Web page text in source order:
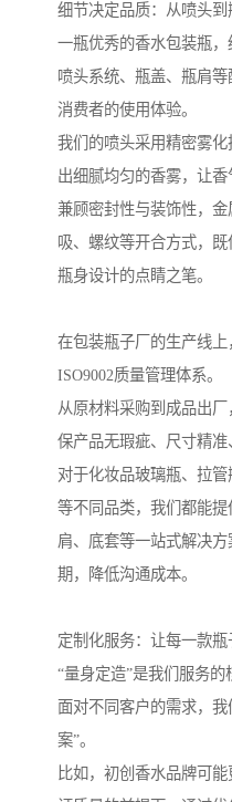
细节决定品质：从喷头
一瓶优秀的香水包装瓶，
喷头系统、瓶盖、瓶肩
消费者的使用体验。
我们的喷头采用精密雾
出细腻均匀的香雾，让
兼顾密封性与装饰性，
吸、螺纹等开合方式，
瓶身设计的点睛之笔。
在包装瓶子厂的生产线
ISO9002质量管理体系。
从原材料采购到成品出
保产品无瑕疵、尺寸精准
对于化妆品玻璃瓶、拉
等不同品类，我们都能
肩、底套等一站式解决
期，降低沟通成本。
定制化服务：让每一款
“量身定造”是我们服务的
面对不同客户的需求，
案”。
比如，初创香水品牌可